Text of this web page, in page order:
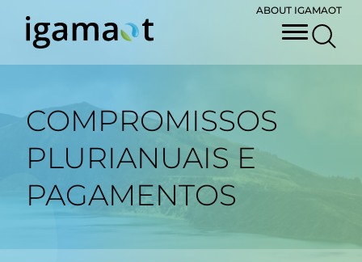
ABOUT IGAMAOT
COMPROMISSOS
PLURIANUAIS E
PAGAMENTOS